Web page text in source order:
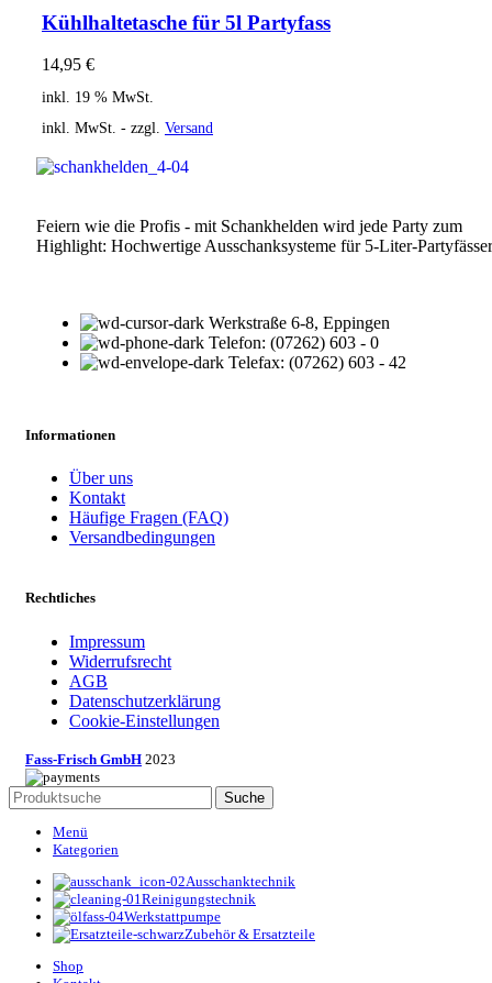
Kühlhaltetasche für 5l Partyfass
14,95 €
inkl. 19 % MwSt.
inkl. MwSt. - zzgl. Versand
Feiern wie die Profis - mit Schankhelden wird jede Party zum
Highlight: Hochwertige Ausschanksysteme für 5-Liter-
Werkstraße 6-8, Eppingen
Telefon: (07262) 603 - 0
Telefax: (07262) 603 - 42
Informationen
Über uns
Kontakt
Häufige Fragen (FAQ)
Versandbedingungen
Rechtliches
Impressum
Widerrufsrecht
AGB
Datenschutzerklärung
Cookie-Einstellungen
Fass-Frisch GmbH 2023
Suche
Menü
Kategorien
Ausschanktechnik
Reinigungstechnik
Werkstattpumpe
Zubehör & Ersatzteile
Shop